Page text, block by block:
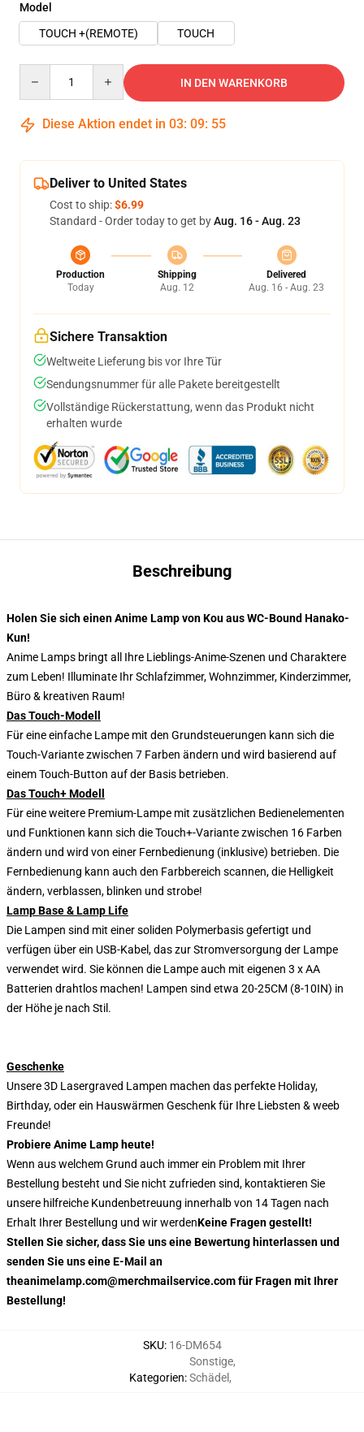
Model
TOUCH +(REMOTE)
TOUCH
IN DEN WARENKORB
Diese Aktion endet in 03: 09: 54
Deliver to United States
Cost to ship:$6.99
Standard - Order today to get byAug. 16 - Aug. 23
Production
Today
Shipping
Aug. 12
Delivered
Aug. 16 - Aug. 23
Sichere Transaktion
Weltweite Lieferung bis vor Ihre Tür
Sendungsnummer für alle Pakete bereitgestellt
Vollständige Rückerstattung, wenn das Produkt nicht
erhalten wurde
Beschreibung
Holen Sie sich einen Anime Lamp von Kou aus WC-Bound Hanako-
Kun!
Anime Lamps bringt all Ihre Lieblings-Anime-Szenen und Charaktere
zum Leben! Illuminate Ihr Schlafzimmer, Wohnzimmer, Kinderzimmer,
Büro & kreativen Raum!
Das Touch-Modell
Für eine einfache Lampe mit den Grundsteuerungen kann sich die
Touch-Variante zwischen 7 Farben ändern und wird basierend auf
einem Touch-Button auf der Basis betrieben.
Das Touch+ Modell
Für eine weitere Premium-Lampe mit zusätzlichen Bedienelementen
und Funktionen kann sich die Touch+-Variante zwischen 16 Farben
ändern und wird von einer Fernbedienung (inklusive) betrieben. Die
Fernbedienung kann auch den Farbbereich scannen, die Helligkeit
ändern, verblassen, blinken und strobe!
Lamp Base & Lamp Life
Die Lampen sind mit einer soliden Polymerbasis gefertigt und
verfügen über ein USB-Kabel, das zur Stromversorgung der Lampe
verwendet wird. Sie können die Lampe auch mit eigenen 3 x AA
Batterien drahtlos machen! Lampen sind etwa 20-25CM (8-10IN) in
der Höhe je nach Stil.
Geschenke
Unsere 3D Lasergraved Lampen machen das perfekte Holiday,
Birthday, oder ein Hauswärmen Geschenk für Ihre Liebsten & weeb
Freunde!
Probiere Anime Lamp heute!
Wenn aus welchem Grund auch immer ein Problem mit Ihrer
Bestellung besteht und Sie nicht zufrieden sind, kontaktieren Sie
unsere hilfreiche Kundenbetreuung innerhalb von 14 Tagen nach
Erhalt Ihrer Bestellung und wir werdenKeine Fragen gestellt!
Stellen Sie sicher, dass Sie uns eine Bewertung hinterlassen und
senden Sie uns eine E-Mail an
theanimelamp.com@merchmailservice.com für Fragen mit Ihrer
Bestellung!
SKU: 16-DM654
Kategorien:
Sonstige,
Schädel ,